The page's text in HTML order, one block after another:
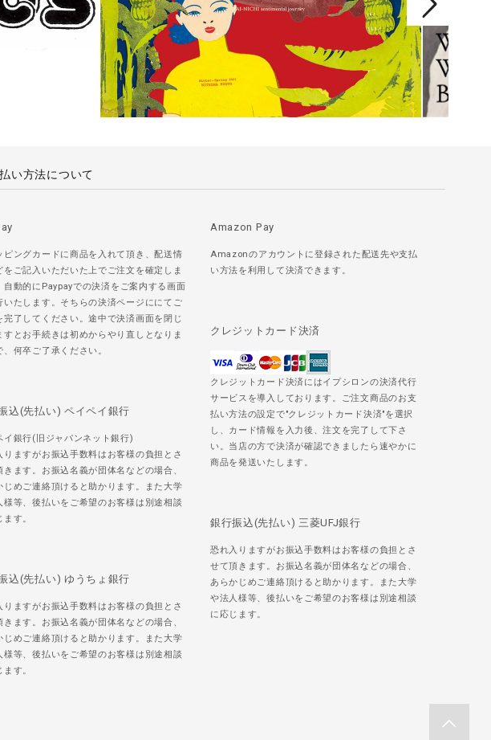
い方法について
ピングカードに商品を入れて頂き、配送情
をご記入いただいた上でご注文を確定しま
自動的にPaypayでの決済をご案内する画面
いたします。そちらの決済ページににてご
完了してください。途中で決済画面を閉じ
すとお手続きは初めからやり直しとなりま
、何卒ご了承ください。
Amazon Pay
Amazonのアカウントに登録された配送先や支払
い方法を利用して決済できます。
クレジットカード決済
クレジットカード決済にはイプシロンの決済代行
サービスを導入しております。ご注文商品のお支
払い方法の設定で"クレジットカード決済"を選択
し、カード情報を入力後、注文を完了して下さ
い。当店の方で決済が確認できましたら速やかに
商品を発送いたします。
込(先払い) ペイペイ銀行
イ銀行(旧ジャパンネット銀行)
りますがお振込手数料はお客様の負担とさ
きます。お振込名義が団体名などの場合、
じめご連絡頂けると助かります。また大学
様等、後払いをご希望のお客様は別途相談
ます。
銀行振込(先払い) 三菱UFJ銀行
恐れ入りますがお振込手数料はお客様の負担とさ
せて頂きます。お振込名義が団体名などの場合、
あらかじめご連絡頂けると助かります。また大学
や法人様等、後払いをご希望のお客様は別途相談
に応じます。
込(先払い) ゆうちょ銀行
りますがお振込手数料はお客様の負担とさ
きます。お振込名義が団体名などの場合、
じめご連絡頂けると助かります。また大学
様等、後払いをご希望のお客様は別途相談
ます。